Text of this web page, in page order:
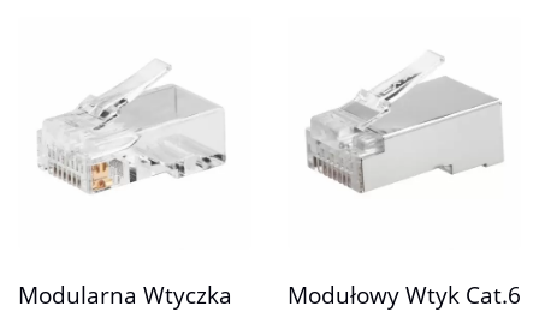
Modularna Wtyczka
Modułowy Wtyk Cat.6